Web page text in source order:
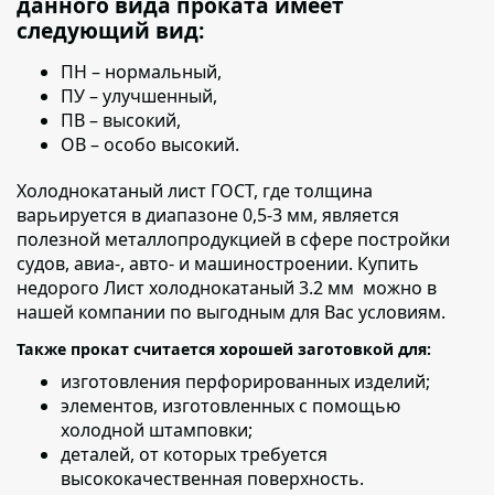
следующий вид:
ПН – нормальный,
ПУ – улучшенный,
ПВ – высокий,
ОВ – особо высокий.
Холоднокатаный лист ГОСТ, где толщина
варьируется в диапазоне 0,5-3 мм, является
полезной металлопродукцией в сфере постройки
судов, авиа-, авто- и машиностроении. Купить
недорого Лист холоднокатаный 3.2 мм можно в
нашей компании по выгодным для Вас условиям.
Также прокат считается хорошей заготовкой для:
изготовления перфорированных изделий;
элементов, изготовленных с помощью
холодной штамповки;
деталей, от которых требуется
высококачественная поверхность.